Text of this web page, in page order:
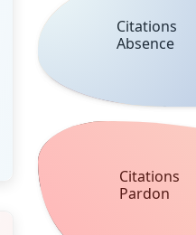
Citations
Absence
Citations
Pardon